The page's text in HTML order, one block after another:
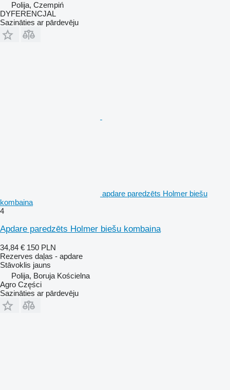
Polija, Czempiń
DYFERENCJAL
Sazināties ar pārdevēju
apdare paredzēts Holmer biešu
kombaina
4
Apdare paredzēts Holmer biešu kombaina
34,84 € 150 PLN
Rezerves daļas - apdare
Stāvoklis jauns
Polija, Boruja Kościelna
Agro Części
Sazināties ar pārdevēju